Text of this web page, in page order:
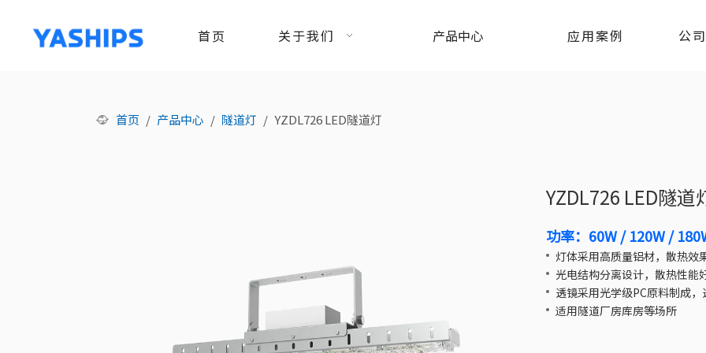
首页 关于我们 产品中心 应用案例 公
首页 / 产品中心 / 隧道灯 / YZDL726 LED隧道灯
YZDL726 LED隧道
功率：60W / 120W /
灯体采用高质量铝材，散热效
光电结构分离设计，散热性能
透镜采用光学级PC原料制成
适用隧道厂房库房等场所